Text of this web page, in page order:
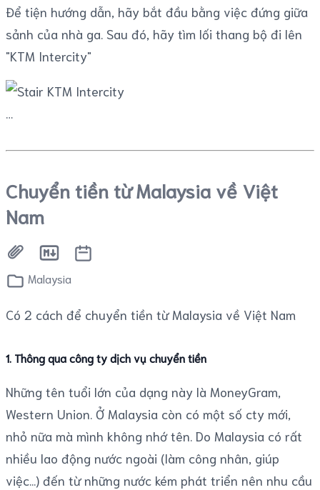
Để tiện hướng dẫn, hãy bắt đầu bằng việc đứng giữa
sảnh của nhà ga. Sau đó, hãy tìm lối thang bộ đi lên
"KTM Intercity"
Chuyển tiền từ Malaysia về Việt
Nam
Malaysia
Có 2 cách để chuyển tiền từ Malaysia về Việt Nam
1. Thông qua công ty dịch vụ chuyển tiền
Những tên tuổi lớn của dạng này là MoneyGram,
Western Union. Ở Malaysia còn có một số cty mới,
nhỏ nữa mà mình không nhớ tên. Do Malaysia có rất
nhiều lao động nước ngoài (làm công nhân, giúp
việc...) đến từ những nước kém phát triển nên nhu cầu